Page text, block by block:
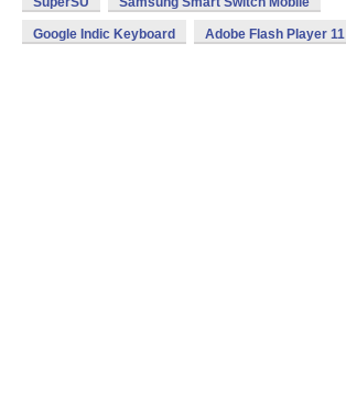
Google Indic Keyboard Adobe Flash Player 11